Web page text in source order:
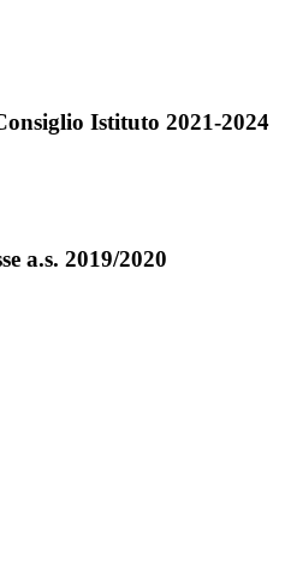
Istituto 2021-2024
a.s. 2019/2020